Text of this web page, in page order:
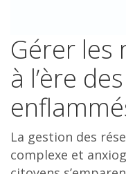
Gérer les
à l’ère
La gestion des
complexe et